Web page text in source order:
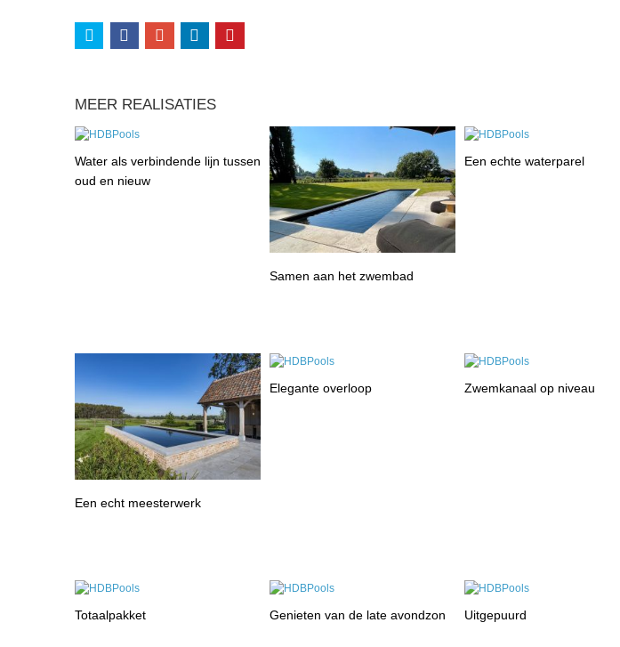
MEER REALISATIES
Water als verbindende lijn tussen
oud en nieuw
Samen aan het zwembad
Een echte waterparel
Een echt meesterwerk
Elegante overloop Zwemkanaal op niveau
Totaalpakket Genieten van de late avondzon Uitgepuurd